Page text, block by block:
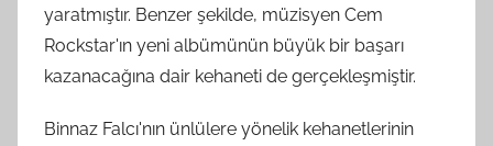
yaratmıştır. Benzer şekilde, müzisyen Cem
Rockstar'ın yeni albümünün büyük bir başarı
kazanacağına dair kehaneti de gerçekleşmiştir.
Binnaz Falcı'nın ünlülere yönelik kehanetlerinin